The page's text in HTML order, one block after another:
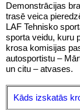
Demonstrācijas
trasē veica
LAF Tehnisko
sporta veidu, kuru
krosa komisijas
autosportistu –
un citu – atvases.
Kāds izskatās